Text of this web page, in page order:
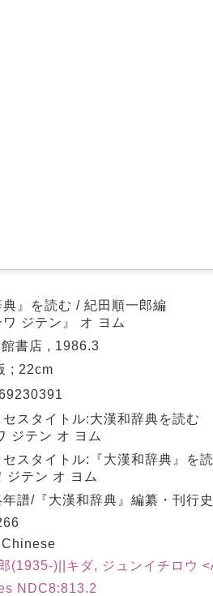
典』を読む / 紀田順一郎編
ワ ジテン』 オ ヨム
書店 , 1986.3
; 22cm
スタイトル:大漢和辞典を読む
ジテン オ ヨム
スタイトル:『大漢和辞典』を
ジテン オ ヨム
年譜/『大漢和辞典』編纂・刊行
(1935-)||キダ, ジュンイチロウ
NDC8:813.2